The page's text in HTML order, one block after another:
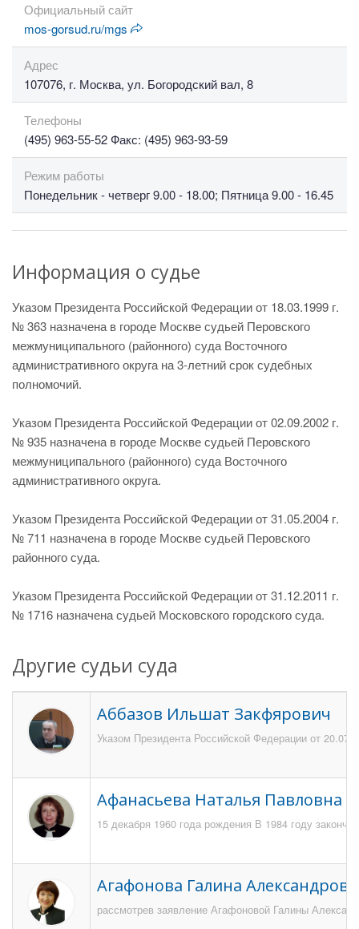
Официальный сайт
mos-gorsud.ru/mgs
Адрес
107076, г. Москва, ул. Богородский вал, 8
Телефоны
(495) 963-55-52 Факс: (495) 963-93-59
Режим работы
Понедельник - четверг 9.00 - 18.00; Пятница 9.00 - 16.45
Информация о судье
Указом Президента Российской Федерации от 18.03.1999 г.
№ 363 назначена в городе Москве судьей Перовского
межмуниципального (районного) суда Восточного
административного округа на 3-летний срок судебных
полномочий.
Указом Президента Российской Федерации от 02.09.2002 г.
№ 935 назначена в городе Москве судьей Перовского
межмуниципального (районного) суда Восточного
административного округа.
Указом Президента Российской Федерации от 31.05.2004 г.
№ 711 назначена в городе Москве судьей Перовского
районного суда.
Указом Президента Российской Федерации от 31.12.2011 г.
№ 1716 назначена судьей Московского городского суда.
Другие судьи суда
Аббазов Ильшат Закфярович
Указом Президента Российской Федерации от
Афанасьева Наталья Павловна
15 декабря 1960 года рождения В 1984 году
Агафонова Галина
рассмотрев заявление Агафоновой Галины